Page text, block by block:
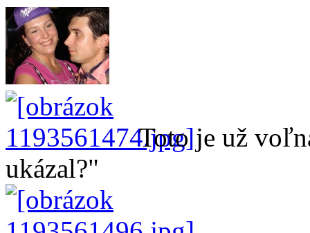
Toto je už
ukázal?"